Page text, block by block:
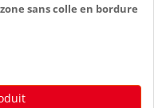
sans colle en bordure